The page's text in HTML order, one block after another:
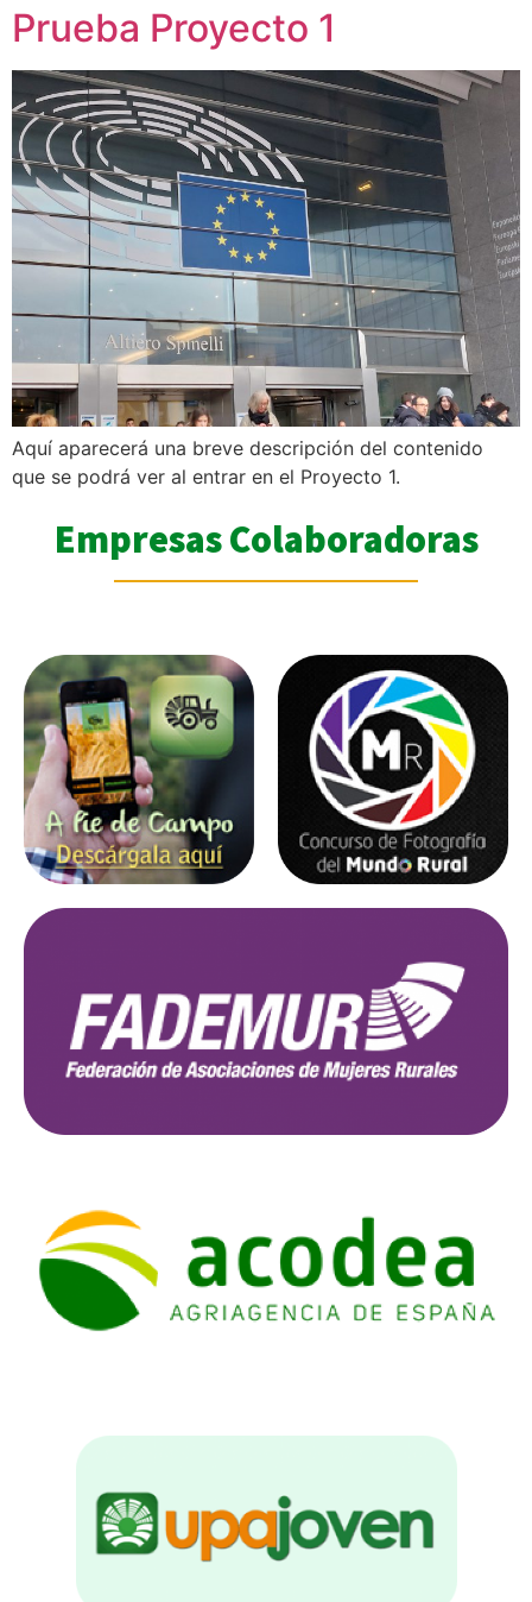
Prueba Proyecto 1
Aquí aparecerá una breve descripción del contenido
que se podrá ver al entrar en el Proyecto 1.
Empresas Colaboradoras